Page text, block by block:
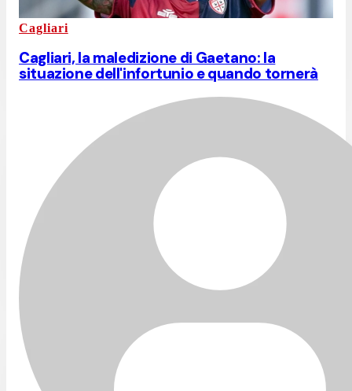
Cagliari
Cagliari, la maledizione di Gaetano: la
situazione dell'infortunio e quando tornerà